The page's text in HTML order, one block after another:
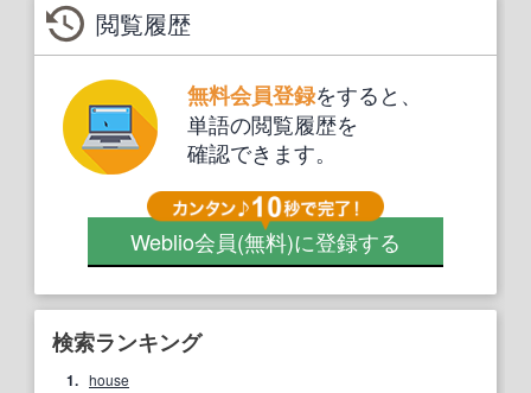
閲覧履歴
無料会員登録をすると、
単語の閲覧履歴を
確認できます。
Weblio会員(無料)に登録する
検索ランキング
1. house